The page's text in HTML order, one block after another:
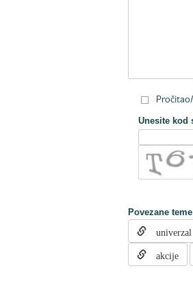
Unesite kod
Povezane
akcije